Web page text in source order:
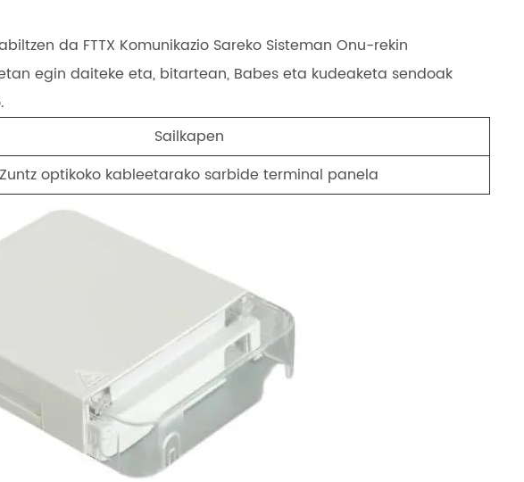
da FTTX Komunikazio Sareko Sisteman Onu-rekin
egin daiteke eta, bitartean, Babes eta kudeaketa sendoak
Sailkapen
Zuntz optikoko kableetarako sarbide terminal panela